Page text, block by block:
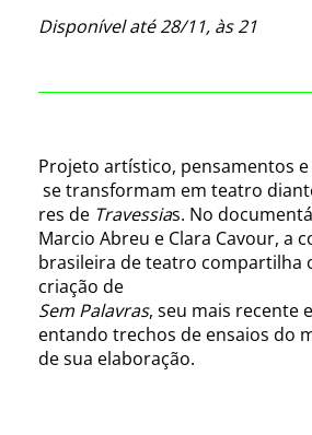
Disponível até 28/11, às 21
Projeto artístico, pensamentos
se transformam em teatro
res de Travessias. No
Marcio Abreu e Clara Cavour, a
brasileira de teatro compartilha
criação de
Sem Palavras, seu mais recente
entando trechos de ensaios do
de sua elaboração.